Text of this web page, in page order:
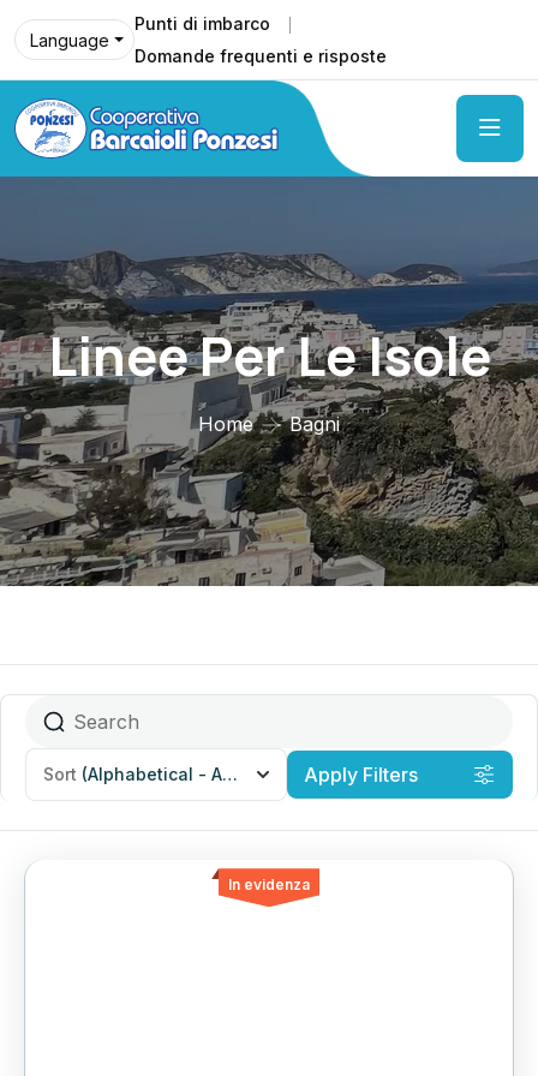
Language
Punti di imbarco
Domande frequenti e risposte
Linee Per Le Isole
Home Bagni
Sort (Alphabetical - A to Z) Apply Filters
In evidenza